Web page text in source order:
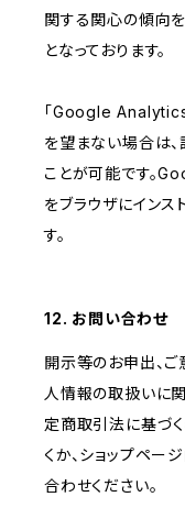
関する関心の傾向
となっております。
「Google
を望まない場合は、
ことが可能です。
をブラウザにイン
す。
12. お問い合わせ
開示等のお申出、
人情報の取扱いに
定商取引法に基づ
くか、ショップペー
合わせください。